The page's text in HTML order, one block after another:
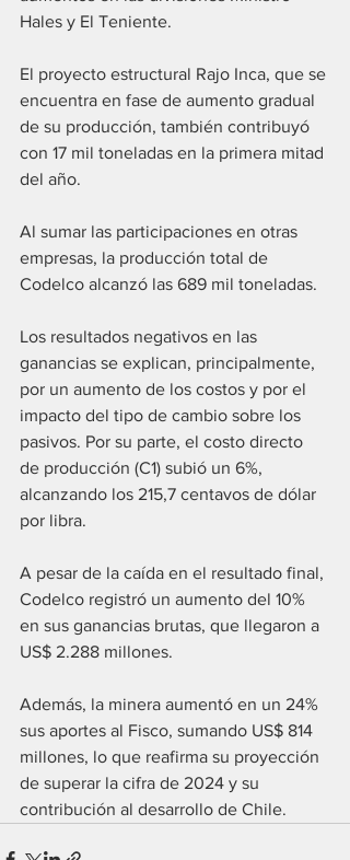
Hales y El Teniente.
El proyecto estructural Rajo Inca, que se
encuentra en fase de aumento gradual
de su producción, también contribuyó
con 17 mil toneladas en la primera mitad
del año.
Al sumar las participaciones en otras
empresas, la producción total de
Codelco alcanzó las 689 mil toneladas.
Los resultados negativos en las
ganancias se explican, principalmente,
por un aumento de los costos y por el
impacto del tipo de cambio sobre los
pasivos. Por su parte, el costo directo
de producción (C1) subió un 6%,
alcanzando los 215,7 centavos de dólar
por libra.
A pesar de la caída en el resultado final,
Codelco registró un aumento del 10%
en sus ganancias brutas, que llegaron a
US$ 2.288 millones.
Además, la minera aumentó en un 24%
sus aportes al Fisco, sumando US$ 814
millones, lo que reafirma su proyección
de superar la cifra de 2024 y su
contribución al desarrollo de Chile.